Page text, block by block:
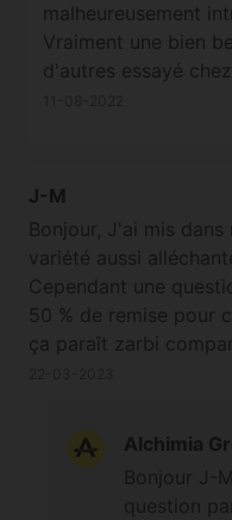
malheureusement
Vraiment une bien
d'autres essayé
J-M
Bonjour, J'ai mis
variété aussi
Cependant une
50 % de remise pour
ça paraît zarbi
régulièrement.
Alchimia